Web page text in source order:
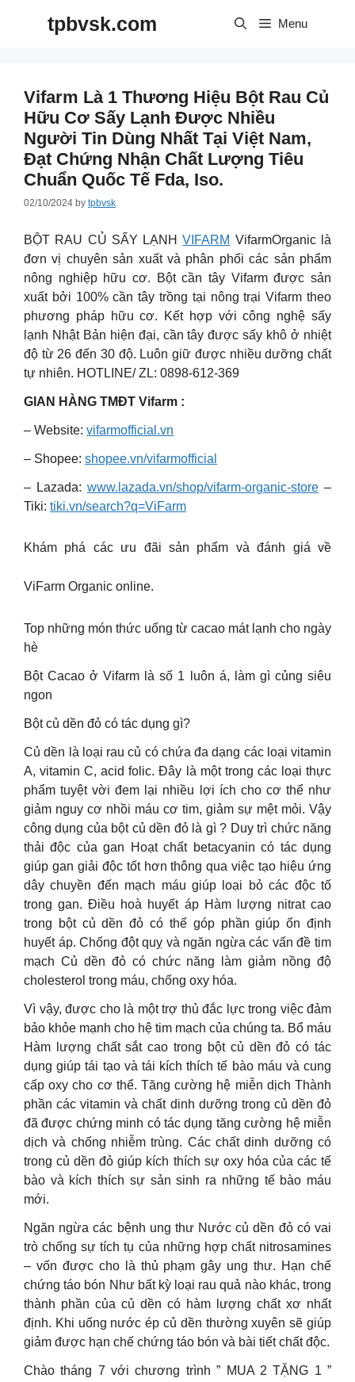
tpbvsk.com Menu
Vifarm Là 1 Thương Hiệu Bột Rau Củ
Hữu Cơ Sấy Lạnh Được Nhiều
Người Tin Dùng Nhất Tại Việt Nam,
Đạt Chứng Nhận Chất Lượng Tiêu
Chuẩn Quốc Tế Fda, Iso.
02/10/2024 by tpbvsk
BỘT RAU CỦ SẤY LẠNHVIFARM VifarmOrganic là
đơn vị chuyên sản xuất và phân phối các sản phẩm
nông nghiệp hữu cơ. Bột cần tây Vifarm được sản
xuất bởi 100% cần tây trồng tại nông trại Vifarm theo
phương pháp hữu cơ. Kết hợp với công nghệ sấy
lạnh Nhật Bản hiện đại, cần tây được sấy khô ở nhiệt
độ từ 26 đến 30 độ. Luôn giữ được nhiều dưỡng chất
tự nhiên. HOTLINE/ ZL: 0898-612-369
GIAN HÀNG TMĐT Vifarm :
– Website: vifarmofficial.vn
– Shopee: shopee.vn/vifarmofficial
– Lazada: www.lazada.vn/shop/vifarm-organic-store –
Tiki: tiki.vn/search?q=ViFarm
Khám phá các ưu đãi sản phẩm và đánh giá về
ViFarm Organic online.
Top những món thức uống từ cacao mát lạnh cho ngày
hè
Bột Cacao ở Vifarm là số 1 luôn á, làm gì củng siêu
ngon
Bột củ dền đỏ có tác dụng gì?
Củ dền là loại rau củ có chứa đa dạng các loại vitamin
A, vitamin C, acid folic. Đây là một trong các loại thực
phẩm tuyệt vời đem lại nhiều lợi ích cho cơ thể như
giảm nguy cơ nhồi máu cơ tim, giảm sự mệt mỏi. Vậy
công dụng của bột củ dền đỏ là gì ? Duy trì chức năng
thải độc của gan Hoạt chất betacyanin có tác dụng
giúp gan giải độc tốt hơn thông qua việc tạo hiệu ứng
dây chuyền đến mạch máu giúp loại bỏ các độc tố
trong gan. Điều hoà huyết áp Hàm lượng nitrat cao
trong bột củ dền đỏ có thể góp phần giúp ổn định
huyết áp. Chống đột quỵ và ngăn ngừa các vấn đề tim
mạch Củ dền đỏ có chức năng làm giảm nồng độ
cholesterol trong máu, chống oxy hóa.
Vì vậy, được cho là một trợ thủ đắc lực trong việc đảm
bảo khỏe mạnh cho hệ tim mạch của chúng ta. Bổ máu
Hàm lượng chất sắt cao trong bột củ dền đỏ có tác
dụng giúp tái tạo và tái kích thích tế bào máu và cung
cấp oxy cho cơ thể. Tăng cường hệ miễn dịch Thành
phần các vitamin và chất dinh dưỡng trong củ dền đỏ
đã được chứng minh có tác dụng tăng cường hệ miễn
dịch và chống nhiễm trùng. Các chất dinh dưỡng có
trong củ dền đỏ giúp kích thích sự oxy hóa của các tế
bào và kích thích sự sản sinh ra những tế bào máu
mới.
Ngăn ngừa các bệnh ung thư Nước củ dền đỏ có vai
trò chống sự tích tụ của những hợp chất nitrosamines
– vốn được cho là thủ phạm gây ung thư. Hạn chế
chứng táo bón Như bất kỳ loại rau quả nào khác, trong
thành phần của củ dền có hàm lượng chất xơ nhất
định. Khi uống nước ép củ dền thường xuyên sẽ giúp
giảm được hạn chế chứng táo bón và bài tiết chất độc.
Chào tháng 7 với chương trình ” MUA 2 TẶNG 1 ”